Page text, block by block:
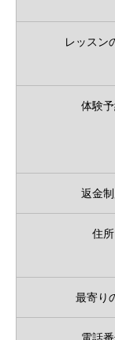
レッスン
体験
返金
住所
最寄り